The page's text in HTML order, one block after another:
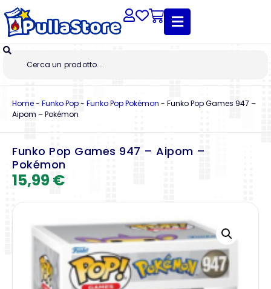
Home- Funko Pop- Funko Pop Pokémon - Funko Pop Games 947 –
Aipom – Pokémon
Funko Pop Games 947 – Aipom –
Pokémon
15,99 €